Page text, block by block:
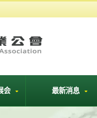
会 最新消息